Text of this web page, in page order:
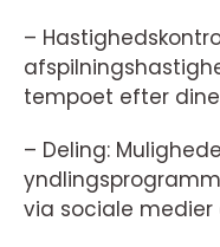
–
tempoet efter
– Deling:
via sociale medier